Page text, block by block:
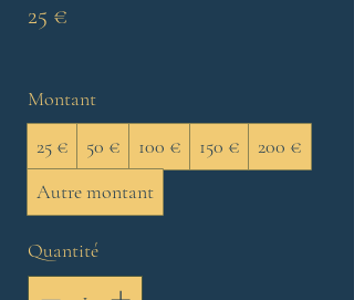
25 €
Montant
25 €
50 € 100 € 150 €
200 €
Autre montant
Quantité